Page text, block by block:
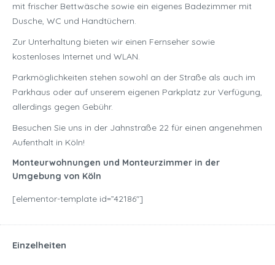
mit frischer Bettwäsche sowie ein eigenes Badezimmer mit
Dusche, WC und Handtüchern.
Zur Unterhaltung bieten wir einen Fernseher sowie
kostenloses Internet und WLAN.
Parkmöglichkeiten stehen sowohl an der Straße als auch im
Parkhaus oder auf unserem eigenen Parkplatz zur Verfügung,
allerdings gegen Gebühr.
Besuchen Sie uns in der Jahnstraße 22 für einen angenehmen
Aufenthalt in Köln!
Monteurwohnungen und Monteurzimmer in der
Umgebung von Köln
[elementor-template id=”42186″]
Einzelheiten